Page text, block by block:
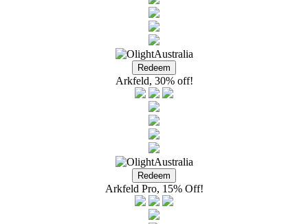
Arkfeld, 30% off!
Arkfeld Pro, 15% Off!